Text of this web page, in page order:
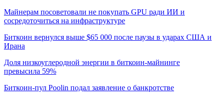
Майнерам посоветовали не покупать GPU ради ИИ и
сосредоточиться на инфраструктуре
Биткоин вернулся выше $65 000 после паузы в ударах США и
Ирана
Доля низкоуглеродной энергии в биткоин-майнинге
превысила 59%
Биткоин-пул Poolin подал заявление о банкротстве